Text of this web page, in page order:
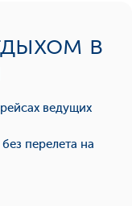
в
ведущих
перелета на